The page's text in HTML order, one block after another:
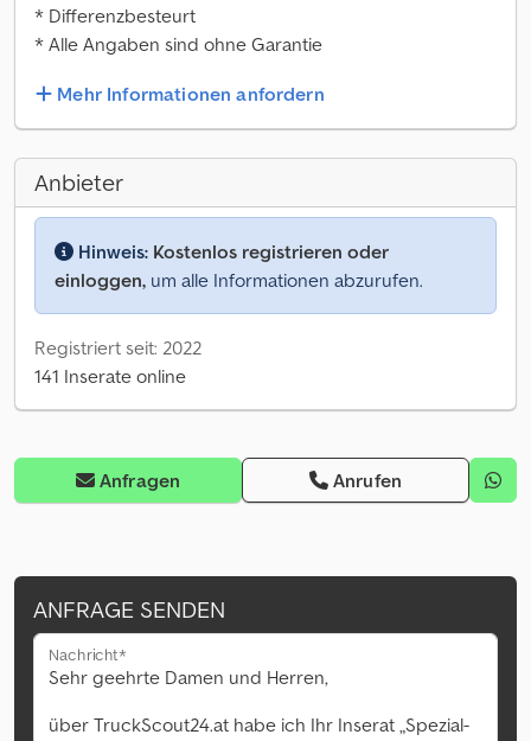
* Differenzbesteurt
* Alle Angaben sind ohne Garantie
Mehr Informationen anfordern
Anbieter
Hinweis: Kostenlos registrieren oder
einloggen, um alle Informationen abzurufen.
Registriert seit: 2022
141 Inserate online
Anfragen Anrufen
ANFRAGE SENDEN
Nachricht*